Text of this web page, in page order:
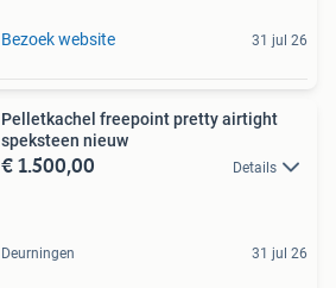
Bezoek website 31 jul 26
Pelletkachel freepoint pretty airtight
speksteen nieuw
€ 1.500,00 Details
Deurningen 31 jul 26